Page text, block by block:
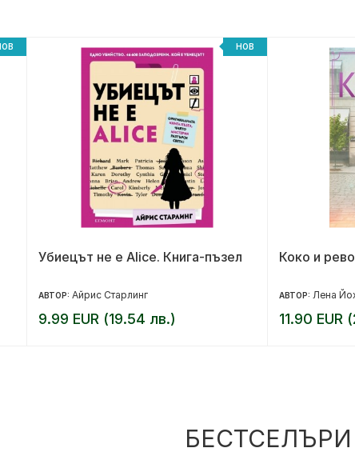
НОВ
Убиецът не е Alice. Книга-пъзел
АВТОР: Айрис Старлинг
9.99 EUR (19.54 лв.)
Коко и
АВТОР: Лена
11.90 EUR
БЕСТСЕЛЪРИ